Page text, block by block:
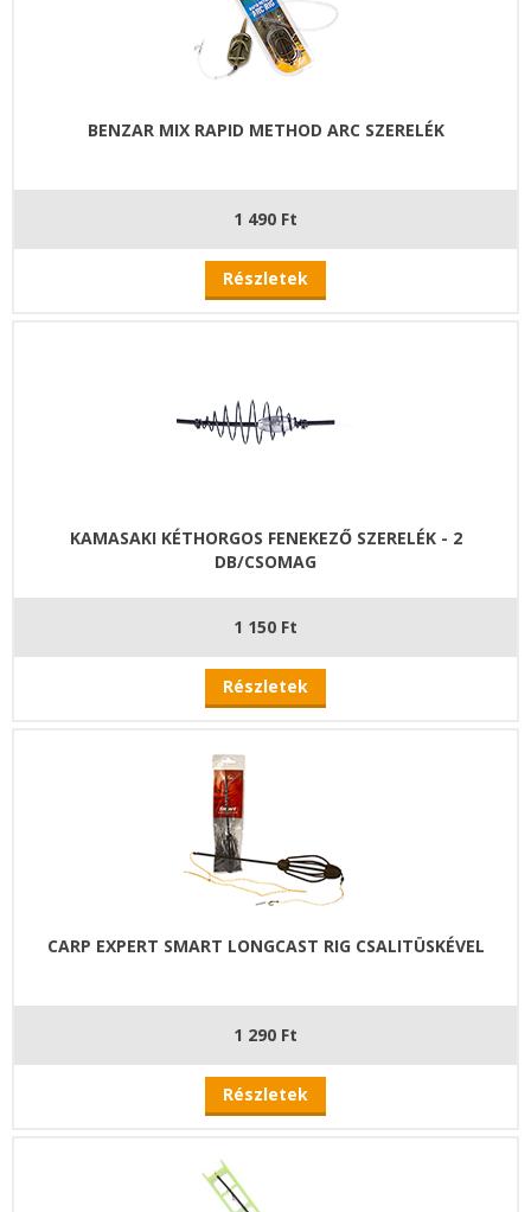
BENZAR MIX RAPID METHOD ARC SZERELÉK
1 490 Ft
Részletek
KAMASAKI KÉTHORGOS FENEKEZŐ SZERELÉK - 2
DB/CSOMAG
1 150 Ft
Részletek
CARP EXPERT SMART LONGCAST RIG CSALITÜSKÉVEL
1 290 Ft
Részletek